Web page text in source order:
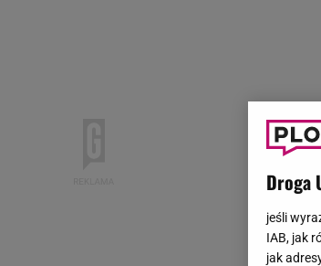
Droga
jeśli
IAB, jak
jak